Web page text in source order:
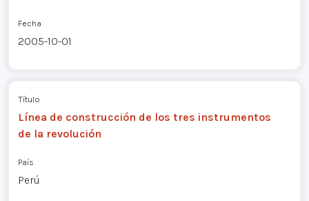
Fecha
2005-10-01
Título
Línea de construcción de los tres instrumentos
de la revolución
País
Perú